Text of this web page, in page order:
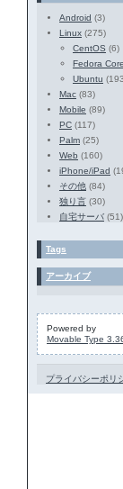
Android (3)
Linux (275)
CentOS (6)
Fedora Core
Ubuntu
Mac (83)
Mobile (89)
PC (117)
Palm (25)
Web (160)
iPhone/iPad
その他 (84)
独り言 (30)
自宅サーバ (51)
Tags
アーカイブ
Powered by
Movable Type
プライバシーポリ